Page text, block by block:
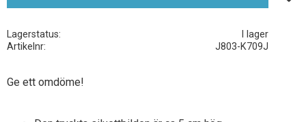
Lagerstatus
I lager
Artikelnr
J803-K709J
Ge ett omdöme!